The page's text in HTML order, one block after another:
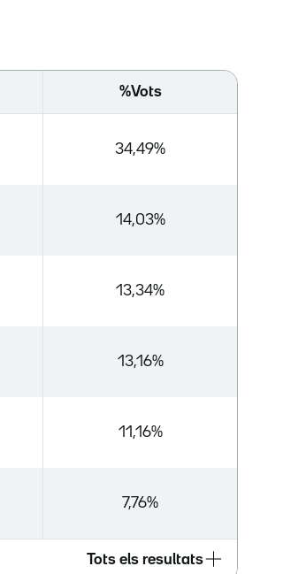
%Vots
34,49%
14,03%
13,34%
13,16%
11,16%
7,76%
Tots els resultats